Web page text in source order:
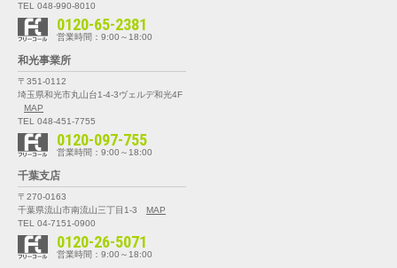
TEL 048-990-8010
0120-65-2381
営業時間：9:00～18:00
和光事業所
〒351-0112
埼玉県和光市丸山台1-4-3ヴェルデ和光4F
MAP
TEL 048-451-7755
0120-097-755
営業時間：9:00～18:00
千葉支店
〒270-0163
千葉県流山市南流山三丁目1-3
MAP
TEL 04-7151-0900
0120-26-5071
営業時間：9:00～18:00